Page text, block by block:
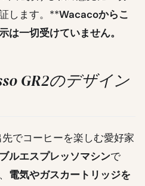
します。**Wacacoからこ
は一切受けていません。
GR2のデザイン
でコーヒーを楽しむ愛好家
ルエスプレッソマシンで
電気やガスカートリッジを